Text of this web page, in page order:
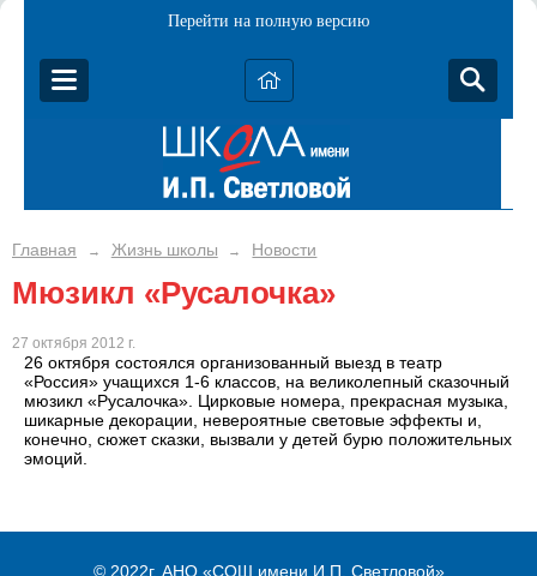
Перейти на полную версию
Главная → Жизнь школы → Новости
Мюзикл «Русалочка»
27 октября 2012 г.
26 октября состоялся организованный выезд в театр
«Россия» учащихся 1-6 классов, на великолепный сказочный
мюзикл «Русалочка». Цирковые номера, прекрасная музыка,
шикарные декорации, невероятные световые эффекты и,
конечно, сюжет сказки, вызвали у детей бурю положительных
эмоций.
© 2022г. АНО «СОШ имени И.П. Светловой»